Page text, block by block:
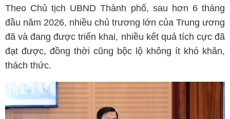
Theo Chủ tịch UBND Thành phố, sau hơn 6 tháng
đầu năm 2026, nhiều chủ trương lớn của Trung ương
đã và đang được triển khai, nhiều kết quả tích cực đã
đạt được, đồng thời cũng bộc lộ không ít khó khăn,
thách thức.